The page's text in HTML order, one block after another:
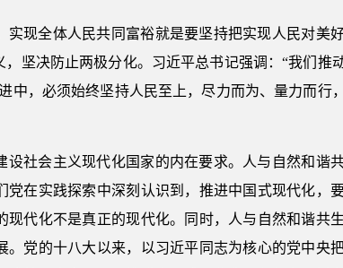
现全体人民共同富裕就是要坚持把实现人民对美
坚决防止两极分化。习近平总书记强调：“我们推
中，必须始终坚持人民至上，尽力而为、量力而行
社会主义现代化国家的内在要求。人与自然和谐
在实践探索中深刻认识到，推进中国式现代化，
代化不是真正的现代化。同时，人与自然和谐共
党的十八大以来，以习近平同志为核心的党中央